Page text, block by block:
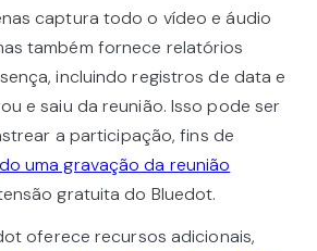
captura todo o vídeo e áudio
também fornece relatórios
incluindo registros de data e
e saiu da reunião. Isso pode ser
a participação, fins de
uma gravação da reunião
gratuita do Bluedot.
oferece recursos adicionais,